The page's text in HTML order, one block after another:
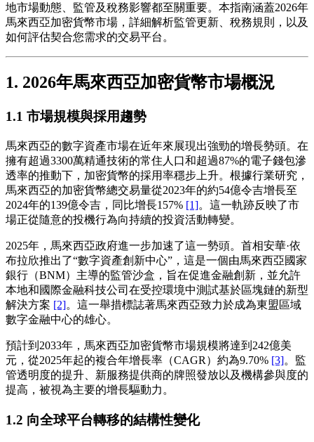
地市場動態、監管及稅務影響都至關重要。本指南涵蓋2026年
馬來西亞加密貨幣市場，詳細解析監管更新、稅務規則，以及
如何評估契合您需求的交易平台。
1. 2026年馬來西亞加密貨幣市場概況
1.1 市場規模與採用趨勢
馬來西亞的數字資產市場在近年來展現出強勁的增長勢頭。在
擁有超過3300萬精通技術的常住人口和超過87%的電子錢包滲
透率的推動下，加密貨幣的採用率穩步上升。根據行業研究，
馬來西亞的加密貨幣總交易量從2023年的約54億令吉增長至
2024年的139億令吉，同比增長157% [1]。這一軌跡反映了市
場正從隨意的投機行為向持續的投資活動轉變。
2025年，馬來西亞政府進一步加速了這一勢頭。首相安華·依
布拉欣推出了“數字資產創新中心”，這是一個由馬來西亞國家
銀行（BNM）主導的監管沙盒，旨在促進金融創新，並允許
本地和國際金融科技公司在受控環境中測試基於區塊鏈的新型
解決方案 [2]。這一舉措標誌著馬來西亞致力於成為東盟區域
數字金融中心的雄心。
預計到2033年，馬來西亞加密貨幣市場規模將達到242億美
元，從2025年起的複合年增長率（CAGR）約為9.70% [3]。監
管透明度的提升、新服務提供商的牌照發放以及機構參與度的
提高，被視為主要的增長驅動力。
1.2 向全球平台轉移的結構性變化